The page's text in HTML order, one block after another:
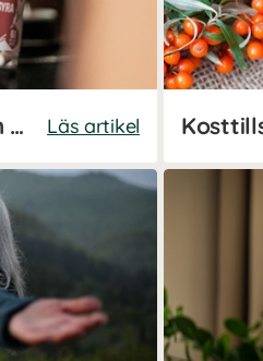
Guide: Kosttillskott för hår, hud och naglar Läs artikel